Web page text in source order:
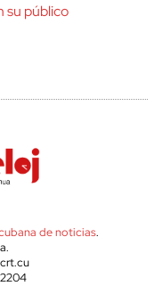
su público
de noticias.